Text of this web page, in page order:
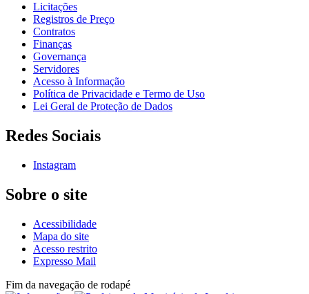
Licitações
Registros de Preço
Contratos
Finanças
Governança
Servidores
Acesso à Informação
Política de Privacidade e Termo de Uso
Lei Geral de Proteção de Dados
Redes Sociais
Instagram
Sobre o site
Acessibilidade
Mapa do site
Acesso restrito
Expresso Mail
Fim da navegação de rodapé